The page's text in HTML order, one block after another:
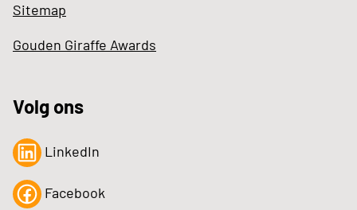
Sitemap
Gouden Giraffe Awards
Volg ons
LinkedIn
Facebook